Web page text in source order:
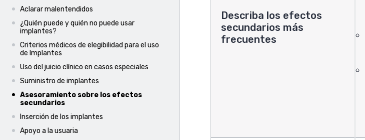
Aclarar malentendidos
¿Quién puede y quién no puede usar
implantes?
Criterios médicos de elegibilidad para el uso
de Implantes
Uso del juicio clínico en casos especiales
Suministro de implantes
Asesoramiento sobre los efectos
secundarios
Inserción de los implantes
Apoyo a la usuaria
Describa los efectos
secundarios más
frecuentes